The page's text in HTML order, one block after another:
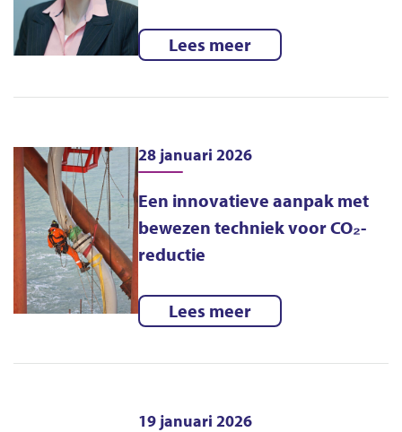
Lees meer
28 januari 2026
Een innovatieve aanpak met
bewezen techniek voor CO₂-
reductie
Lees meer
19 januari 2026